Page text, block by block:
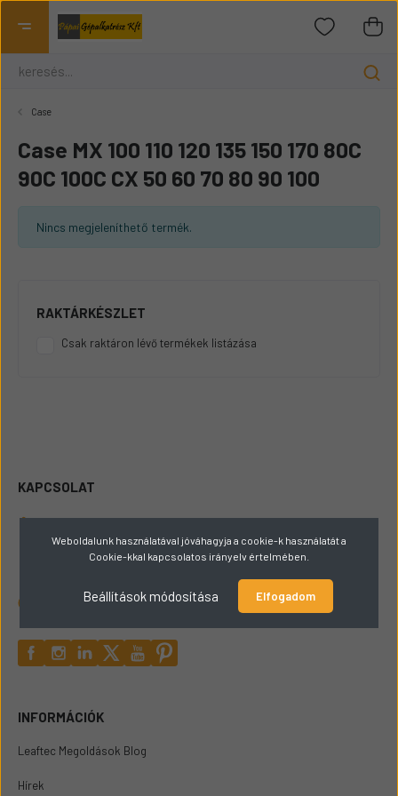
Case
Case MX 100 110 120 135 150 170 80C
90C 100C CX 50 60 70 80 90 100
Nincs megjeleníthető termék.
RAKTÁRKÉSZLET
Csak raktáron lévő termékek listázása
KAPCSOLAT
hello@papaigepalkatresz.hu
2432 Szabadegyháza Fő út 72
INFORMÁCIÓK
Leaftec Megoldások Blog
Hírek
Weboldalunk használatával jóváhagyja a cookie-k használatát a
Cookie-kkal kapcsolatos irányelv értelmében.
Beállítások módosítása Elfogadom